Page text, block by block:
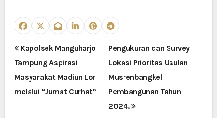
N
a
v
Kapolsek Manguharjo
Tampung Aspirasi
Masyarakat Madiun Lor
melalui “Jumat Curhat”
Pengukuran dan Survey
Lokasi Prioritas Usulan
Musrenbangkel
Pembangunan Tahun
2024.